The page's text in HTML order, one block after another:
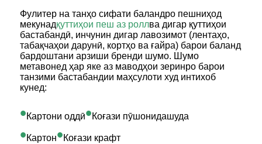
Фулитер на танҳо сифати баландро пешниҳод
мекунадқуттиҳои пеш аз роллва дигар қуттиҳои
бастабандӣ, инчунин дигар лавозимот (лентаҳо,
табақчаҳои дарунӣ, кортҳо ва ғайра) барои баланд
бардоштани арзиши бренди шумо. Шумо
метавонед ҳар яке аз маводҳои зеринро барои
танзими бастабандии маҳсулоти худ интихоб
кунед:
•Картони оддӣ•Коғази пӯшонидашуда
•Картон•Коғази крафт